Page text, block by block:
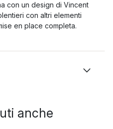
con un design di Vincent
con altri elementi
en place completa.
anche